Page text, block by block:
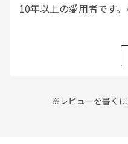
10年以上の愛用者です
※レビューを書く